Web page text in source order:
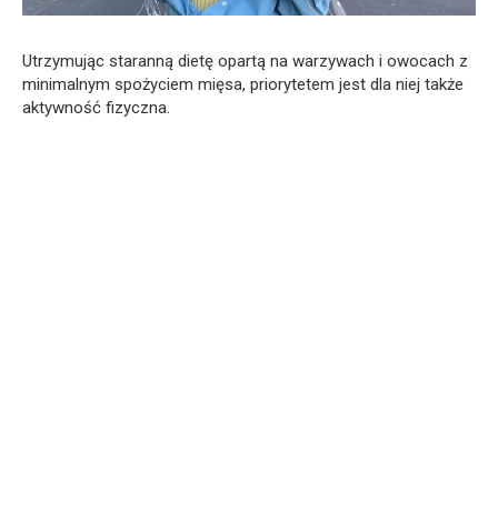
Utrzymując staranną dietę opartą na warzywach i owocach z
minimalnym spożyciem mięsa, priorytetem jest dla niej także
aktywność fizyczna.